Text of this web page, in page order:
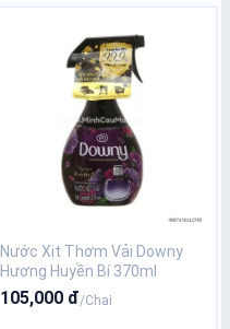
Nước Xịt Thơm Vải Downy
Hương Huyền Bí 370ml
105,000 đ/Chai